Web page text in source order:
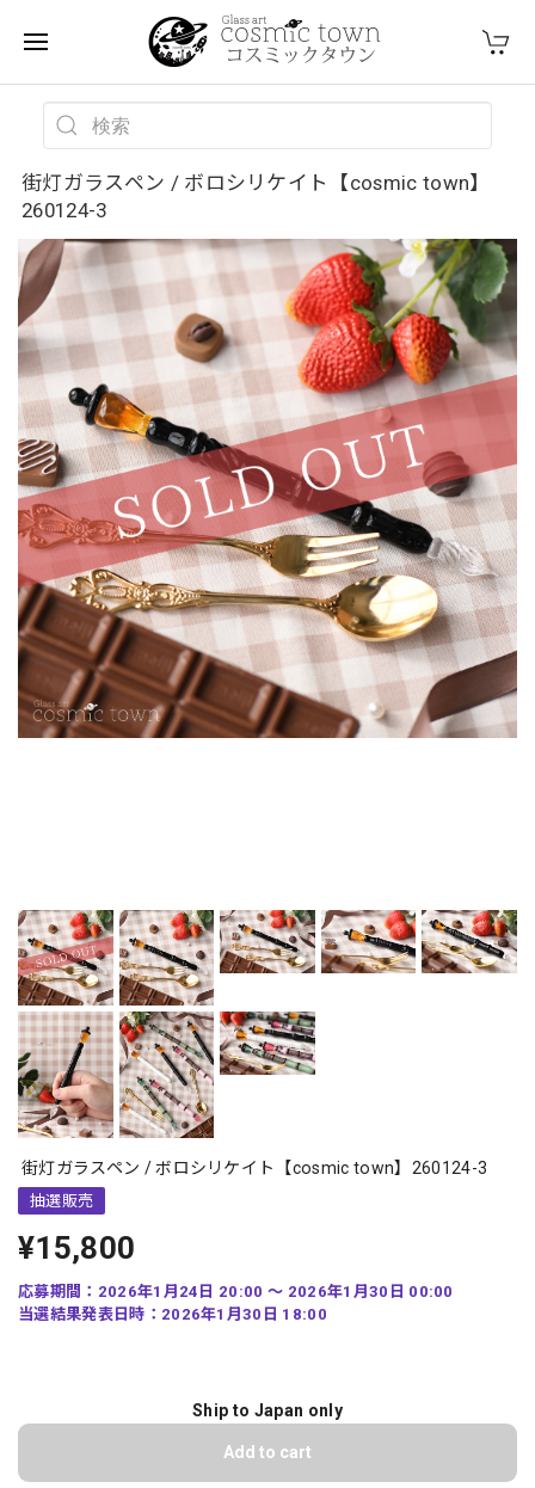
街灯ガラスペン / ボロシリケイト【cosmic town】
260124-3
街灯ガラスペン / ボロシリケイト【cosmic town】260124-3
抽選販売
¥15,800
応募期間：2026年1月24日 20:00 〜 2026年1月30日 00:00
当選結果発表日時：2026年1月30日 18:00
Ship to Japan only
Add to cart